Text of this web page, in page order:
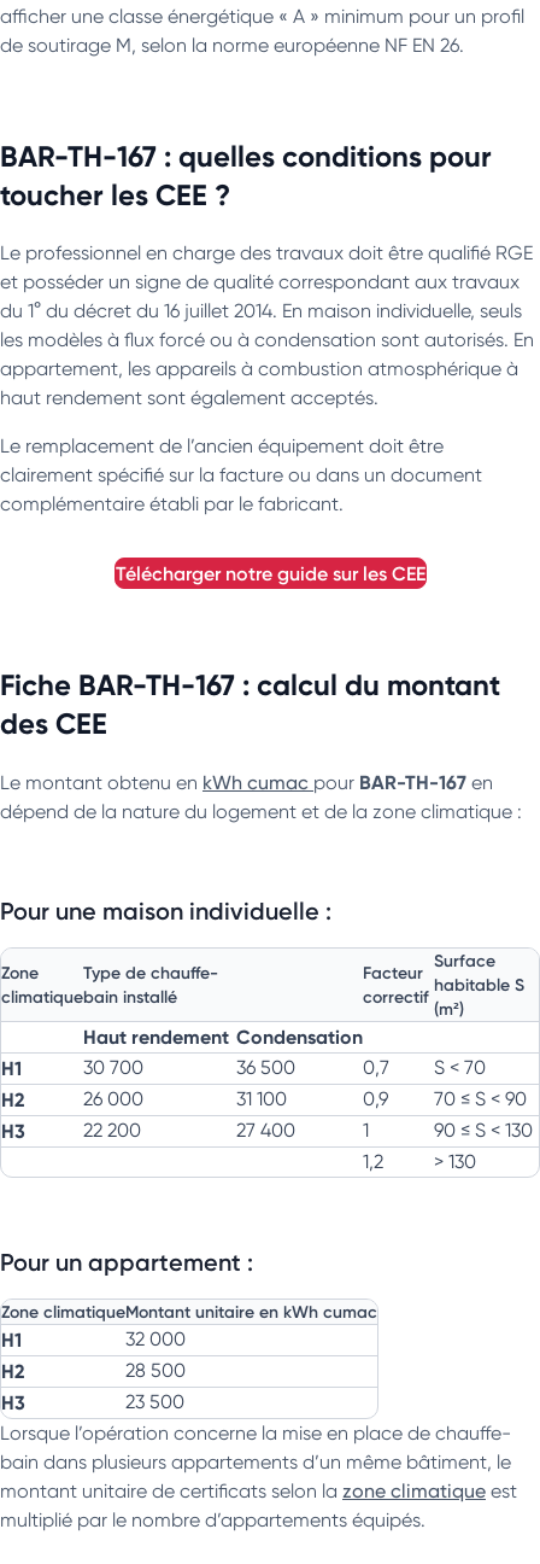
afficher une classe énergétique « A » minimum pour un profil
de soutirage M, selon la norme européenne NF EN 26.
BAR-TH-167 : quelles conditions pour
toucher les CEE ?
Le professionnel en charge des travaux doit être qualifié RGE
et posséder un signe de qualité correspondant aux travaux
du 1° du décret du 16 juillet 2014. En maison individuelle, seuls
les modèles à flux forcé ou à condensation sont autorisés. En
appartement, les appareils à combustion atmosphérique à
haut rendement sont également acceptés.
Le remplacement de l’ancien équipement doit être
clairement spécifié sur la facture ou dans un document
complémentaire établi par le fabricant.
télécharger notre guide sur les CEE
Fiche BAR-TH-167 : calcul du montant
des CEE
Le montant obtenu en kWh cumac pour BAR-TH-167 en
dépend de la nature du logement et de la zone climatique :
Pour une maison individuelle :
Zone
climatique
Type de chauffe-
bain installé
Facteur
correctif
Surface
habitable S
(m²)
Haut rendement Condensation
H1
30 700 36 500 0,7 S < 70
H2 26 000 31 100 0,9 70 ≤ S < 90
H3 22 200 27 400 1
90 ≤ S < 130
1,2
> 130
Pour un appartement :
Zone climatiqueMontant unitaire en kWh cumac
H1 32 000
H2 28 500
H3
23 500
Lorsque l’opération concerne la mise en place de chauffe-
bain dans plusieurs appartements d’un même bâtiment, le
montant unitaire de certificats selon la zone climatique est
multiplié par le nombre d’appartements équipés.